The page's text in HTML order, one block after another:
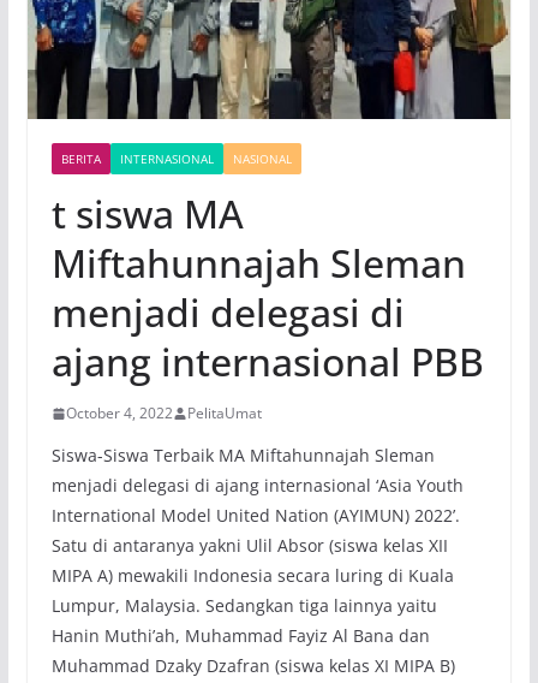
BERITA INTERNASIONAL NASIONAL
t siswa MA
Miftahunnajah Sleman
menjadi delegasi di
ajang internasional PBB
October 4, 2022 PelitaUmat
Siswa-Siswa Terbaik MA Miftahunnajah Sleman
menjadi delegasi di ajang internasional ‘Asia Youth
International Model United Nation (AYIMUN) 2022’.
Satu di antaranya yakni Ulil Absor (siswa kelas XII
MIPA A) mewakili Indonesia secara luring di Kuala
Lumpur, Malaysia. Sedangkan tiga lainnya yaitu
Hanin Muthi’ah, Muhammad Fayiz Al Bana dan
Muhammad Dzaky Dzafran (siswa kelas XI MIPA B)